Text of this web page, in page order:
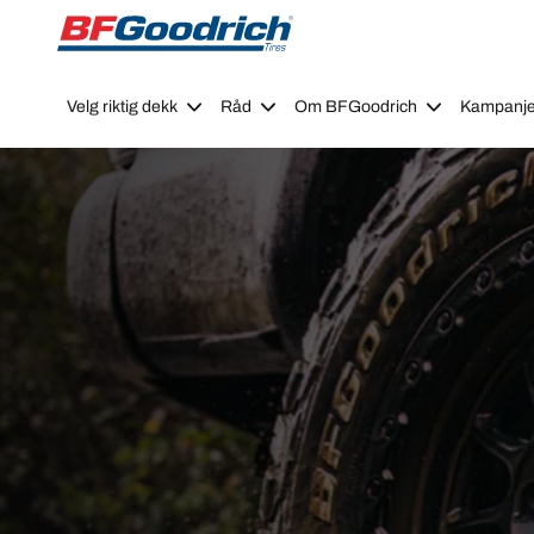
Go to page content Go to page navigation
Velg riktig dekk Råd Om BFGoodrich